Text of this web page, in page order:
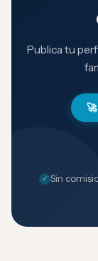
Publica tu
Sin